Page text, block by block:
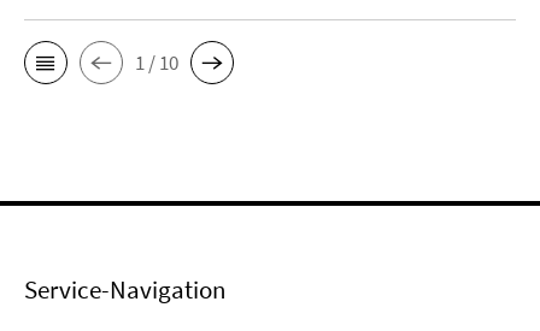
1 / 10
Service-Navigation